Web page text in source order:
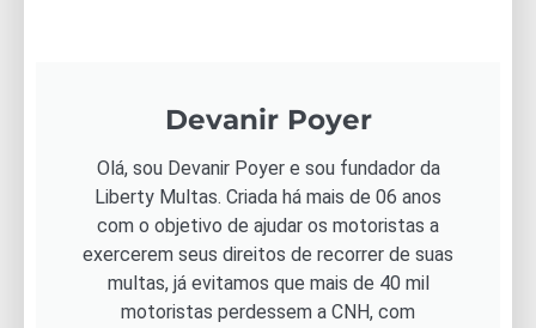
Devanir Poyer
Olá, sou Devanir Poyer e sou fundador da
Liberty Multas. Criada há mais de 06 anos
com o objetivo de ajudar os motoristas a
exercerem seus direitos de recorrer de suas
multas, já evitamos que mais de 40 mil
motoristas perdessem a CNH, com